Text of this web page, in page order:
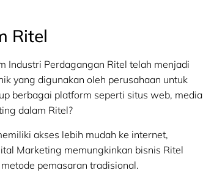
Ritel
Industri Perdagangan Ritel telah menjadi
yang digunakan oleh perusahaan untuk
berbagai platform seperti situs web, media
dalam Ritel?
akses lebih mudah ke internet,
Marketing memungkinkan bisnis Ritel
pemasaran tradisional.